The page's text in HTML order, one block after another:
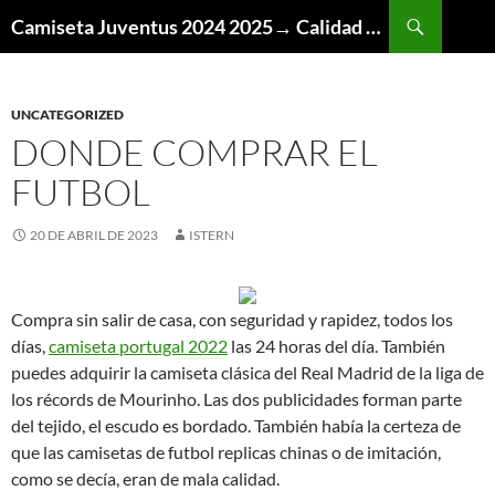
Camiseta Juventus 2024 2025→ Calidad Thai AAA
UNCATEGORIZED
DONDE COMPRAR EL
FUTBOL
20 DE ABRIL DE 2023 ISTERN
Compra sin salir de casa, con seguridad y rapidez, todos los
días,camiseta portugal 2022 las 24 horas del día. También
puedes adquirir la camiseta clásica del Real Madrid de la liga de
los récords de Mourinho. Las dos publicidades forman parte
del tejido, el escudo es bordado. También había la certeza de
que las camisetas de futbol replicas chinas o de imitación,
como se decía, eran de mala calidad.